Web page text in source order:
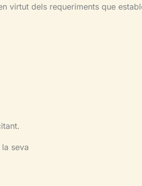
virtut dels requeriments que
seva